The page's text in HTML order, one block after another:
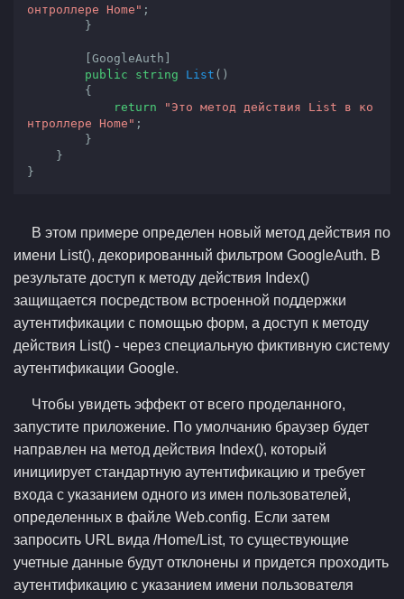
онтроллере Home" ;
public
string List ( )
{
return
"Это метод действия List в ко
нтроллере Home" ;
}
В этом примере определен новый метод действия по
имени List(), декорированный фильтром GoogleAuth. В
результате доступ к методу действия Index()
защищается посредством встроенной поддержки
аутентификации с помощью форм, а доступ к методу
действия List() - через специальную фиктивную систему
аутентификации Google.
Чтобы увидеть эффект от всего проделанного,
запустите приложение. По умолчанию браузер будет
направлен на метод действия Index(), который
инициирует стандартную аутентификацию и требует
входа с указанием одного из имен пользователей,
определенных в файле Web.config. Если затем
запросить URL вида /Home/List, то существующие
учетные данные будут отклонены и придется проходить
аутентификацию с указанием имени пользователя